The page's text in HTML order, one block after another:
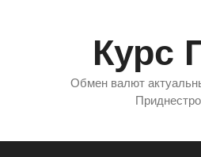
Курс
Обмен валют